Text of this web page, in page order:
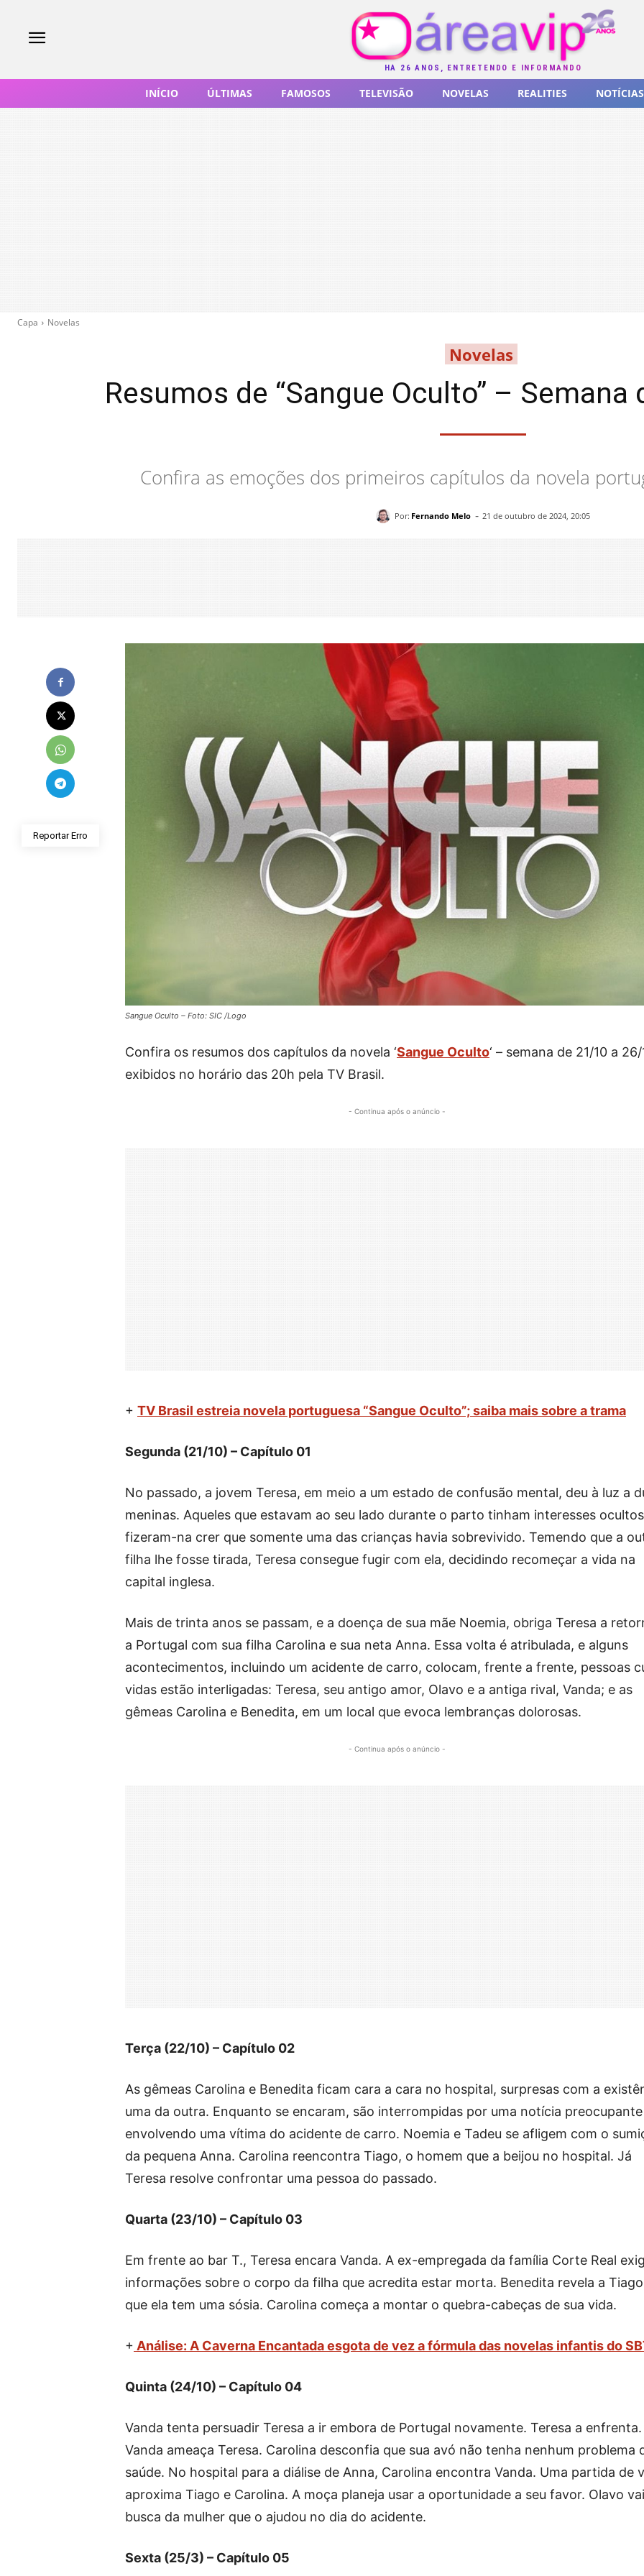
HÁ 26 ANOS, ENTRETENDO E INFORMANDO
INÍCIO ÚLTIMAS FAMOSOS TELEVISÃO NOVELAS REALITIES NOTÍCIAS
Capa Novelas
Novelas
Resumos de “Sangue Oculto” –
Confira as emoções dos primeiros capítulos da novela
Por: Fernando Melo - 21 de outubro de 2024, 20:05
Reportar Erro
Sangue Oculto – Foto: SIC /Logo
Confira os resumos dos capítulos da novela ‘Sangue Oculto‘ – semana de 21/10 a 26/
exibidos no horário das 20h pela TV Brasil.
- Continua após o anúncio -
+ TV Brasil estreia novela portuguesa “Sangue Oculto”; saiba mais sobre a trama
Segunda (21/10) – Capítulo 01
No passado, a jovem Teresa, em meio a um estado de confusão mental, deu à luz a
meninas. Aqueles que estavam ao seu lado durante o parto tinham interesses
fizeram-na crer que somente uma das crianças havia sobrevivido. Temendo que a
filha lhe fosse tirada, Teresa consegue fugir com ela, decidindo recomeçar a vida na
capital inglesa.
Mais de trinta anos se passam, e a doença de sua mãe Noemia, obriga Teresa a
a Portugal com sua filha Carolina e sua neta Anna. Essa volta é atribulada, e alguns
acontecimentos, incluindo um acidente de carro, colocam, frente a frente, pessoas
vidas estão interligadas: Teresa, seu antigo amor, Olavo e a antiga rival, Vanda; e as
gêmeas Carolina e Benedita, em um local que evoca lembranças dolorosas.
- Continua após o anúncio -
Terça (22/10) – Capítulo 02
As gêmeas Carolina e Benedita ficam cara a cara no hospital, surpresas com a
uma da outra. Enquanto se encaram, são interrompidas por uma notícia preocupante
envolvendo uma vítima do acidente de carro. Noemia e Tadeu se afligem com o
da pequena Anna. Carolina reencontra Tiago, o homem que a beijou no hospital. Já
Teresa resolve confrontar uma pessoa do passado.
Quarta (23/10) – Capítulo 03
Em frente ao bar T., Teresa encara Vanda. A ex-empregada da família Corte Real
informações sobre o corpo da filha que acredita estar morta. Benedita revela a Tiago
que ela tem uma sósia. Carolina começa a montar o quebra-cabeças de sua vida.
+ Análise: A Caverna Encantada esgota de vez a fórmula das novelas infantis do
Quinta (24/10) – Capítulo 04
Vanda tenta persuadir Teresa a ir embora de Portugal novamente. Teresa a enfrenta.
Vanda ameaça Teresa. Carolina desconfia que sua avó não tenha nenhum problema
saúde. No hospital para a diálise de Anna, Carolina encontra Vanda. Uma partida de
aproxima Tiago e Carolina. A moça planeja usar a oportunidade a seu favor. Olavo
busca da mulher que o ajudou no dia do acidente.
Sexta (25/3) – Capítulo 05